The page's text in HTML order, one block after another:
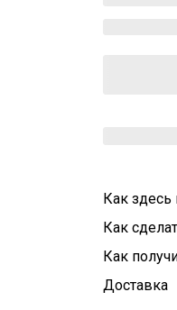
Как здесь
Как
Как
Доставка